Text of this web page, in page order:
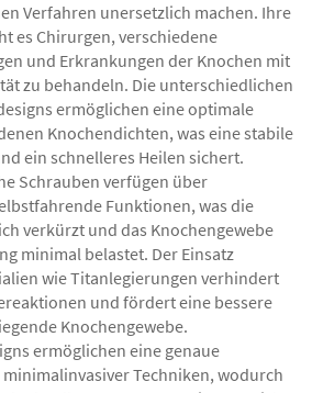
Verfahren unersetzlich machen. Ihre
es Chirurgen, verschiedene
und Erkrankungen der Knochen mit
zu behandeln. Die unterschiedlichen
ermöglichen eine optimale
Knochendichten, was eine stabile
ein schnelleres Heilen sichert.
Schrauben verfügen über
Funktionen, was die
verkürzt und das Knochengewebe
minimal belastet. Der Einsatz
wie Titanlegierungen verhindert
und fördert eine bessere
Knochengewebe.
ermöglichen eine genaue
Techniken, wodurch